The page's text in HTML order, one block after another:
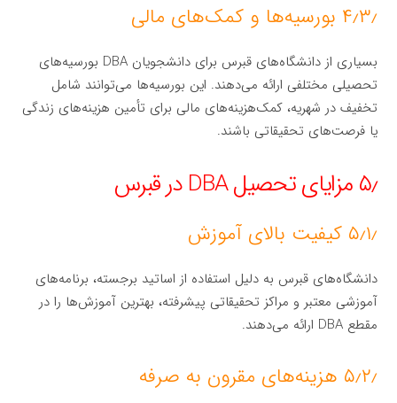
۴٫۳٫ بورسیه‌ها و کمک‌های مالی
بسیاری از دانشگاه‌های قبرس برای دانشجویان DBA بورسیه‌های
تحصیلی مختلفی ارائه می‌دهند. این بورسیه‌ها می‌توانند شامل
تخفیف در شهریه، کمک‌هزینه‌های مالی برای تأمین هزینه‌های زندگی
یا فرصت‌های تحقیقاتی باشند.
۵٫ مزایای تحصیل DBA در قبرس
۵٫۱٫ کیفیت بالای آموزش
دانشگاه‌های قبرس به دلیل استفاده از اساتید برجسته، برنامه‌های
آموزشی معتبر و مراکز تحقیقاتی پیشرفته، بهترین آموزش‌ها را در
مقطع DBA ارائه می‌دهند.
۵٫۲٫ هزینه‌های مقرون به صرفه